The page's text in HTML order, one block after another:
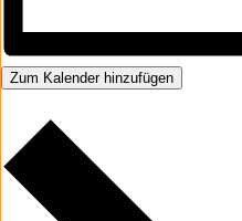
Zum Kalender hinzufügen